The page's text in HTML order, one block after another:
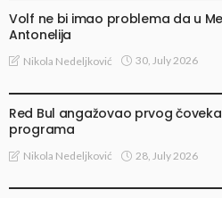
Volf ne bi imao problema da u
Antonelija
Nikola Nedeljković 30, July 2026
Red Bul angažovao prvog
programa
Nikola Nedeljković 28, July 2026